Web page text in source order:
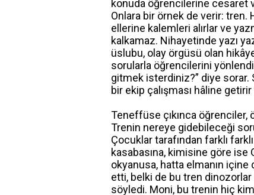
konuda öğrencilerine cesaret
Onlara bir örnek de verir: tren.
ellerine kalemleri alırlar ve
kalkamaz. Nihayetinde yazı
üslubu, olay örgüsü olan
sorularla öğrencilerini
gitmek isterdiniz?” diye sorar.
bir ekip çalışması hâline
Teneffüse çıkınca
Trenin nereye gidebileceği
Çocuklar tarafından farklı
kasabasına, kimisine göre
okyanusa, hatta elmanın
etti, belki de bu tren
söyledi. Moni, bu trenin hiç